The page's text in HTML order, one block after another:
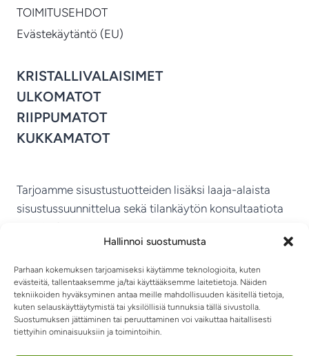
Hallinnoi suostumusta
Parhaan kokemuksen tarjoamiseksi käytämme teknologioita, kuten
evästeitä, tallentaaksemme ja/tai käyttääksemme laitetietoja. Näiden
tekniikoiden hyväksyminen antaa meille mahdollisuuden käsitellä tietoja,
kuten selauskäyttäytymistä tai yksilöllisiä tunnuksia tällä sivustolla.
Suostumuksen jättäminen tai peruuttaminen voi vaikuttaa haitallisesti
tiettyihin ominaisuuksiin ja toimintoihin.
TOIMITUSEHDOT
Evästekäytäntö (EU)
KRISTALLIVALAISIMET
ULKOMATOT
RIIPPUMATOT
KUKKAMATOT
Tarjoamme sisustustuotteiden lisäksi laaja-alaista
sisustussuunnittelua sekä tilankäytön konsultaatiota
MIKKELIN VITRIINI KY
TIETOSUOJASELOSTE